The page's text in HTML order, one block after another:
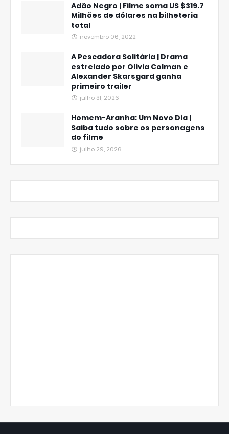
Adão Negro | Filme soma US $319.7
Milhões de dólares na bilheteria
total
novembro 06, 2022
A Pescadora Solitária | Drama
estrelado por Olivia Colman e
Alexander Skarsgard ganha
primeiro trailer
julho 31, 2026
Homem-Aranha: Um Novo Dia |
Saiba tudo sobre os personagens
do filme
julho 29, 2026